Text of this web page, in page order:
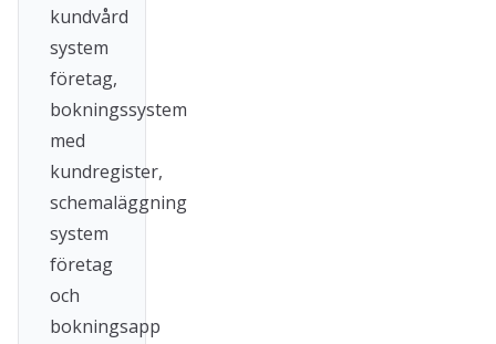
kundvård
system
företag,
bokningssystem
med
kundregister,
schemaläggning
system
företag
och
bokningsapp